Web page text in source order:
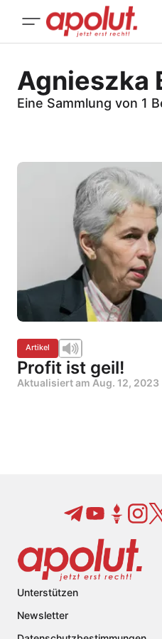
Agnieszka
Eine Sammlung von 1
Artikel
Profit ist geil!
Aktualisiert am Aug. 12, 2023
Unterstützen
Newsletter